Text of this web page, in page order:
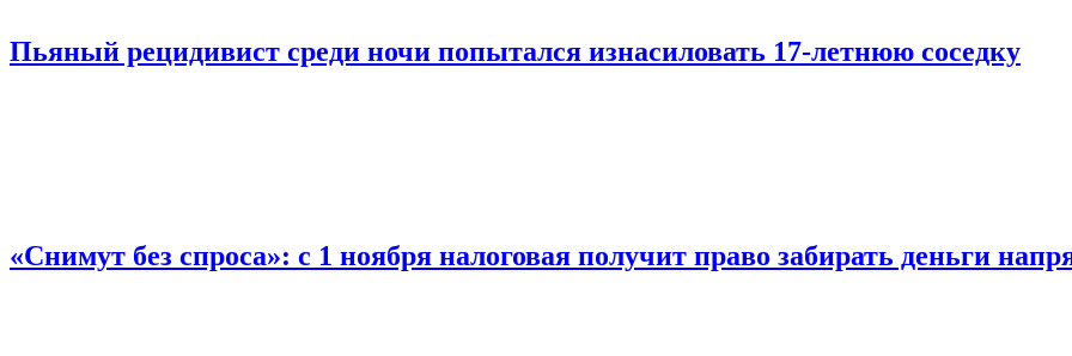
Пьяный рецидивист среди ночи попытался изнасиловать 17-летнюю соседку
«Снимут без спроса»: с 1 ноября налоговая получит право забирать деньги